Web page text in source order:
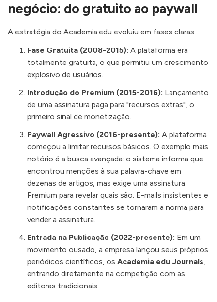
negócio: do gratuito ao paywall
A estratégia do Academia.edu evoluiu em fases claras:
Fase Gratuita (2008-2015): A plataforma era
totalmente gratuita, o que permitiu um crescimento
explosivo de usuários.
Introdução do Premium (2015-2016): Lançamento
de uma assinatura paga para "recursos extras", o
primeiro sinal de monetização.
Paywall Agressivo (2016-presente): A plataforma
começou a limitar recursos básicos. O exemplo mais
notório é a busca avançada: o sistema informa que
encontrou menções à sua palavra-chave em
dezenas de artigos, mas exige uma assinatura
Premium para revelar quais são. E-mails insistentes e
notificações constantes se tornaram a norma para
vender a assinatura.
Entrada na Publicação (2022-presente): Em um
movimento ousado, a empresa lançou seus próprios
periódicos científicos, os Academia.edu Journals,
entrando diretamente na competição com as
editoras tradicionais.